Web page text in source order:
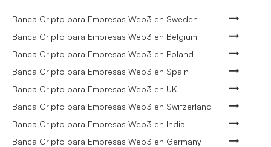
Banca Cripto para Empresas Web3 en Sweden
Banca Cripto para Empresas Web3 en Belgium
Banca Cripto para Empresas Web3 en Poland
Banca Cripto para Empresas Web3 en Spain
Banca Cripto para Empresas Web3 en UK
Banca Cripto para Empresas Web3 en Switzerland
Banca Cripto para Empresas Web3 en India
Banca Cripto para Empresas Web3 en Germany